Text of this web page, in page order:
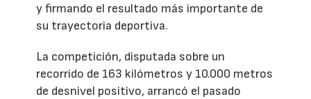
y firmando el resultado más importante de
su trayectoria deportiva.
La competición, disputada sobre un
recorrido de 163 kilómetros y 10.000 metros
de desnivel positivo, arrancó el pasado